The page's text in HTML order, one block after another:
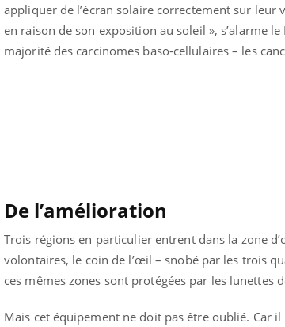
appliquer de l’écran solaire correctement sur leur
en raison de son exposition au soleil », s’alarme
majorité des carcinomes baso-cellulaires – les
De l’amélioration
Trois régions en particulier entrent dans la zone
volontaires, le coin de l’œil – snobé par les trois
ces mêmes zones sont protégées par les lunettes
Mais cet équipement ne doit pas être oublié. Car
Le Viagra pourrait-il
freiner la propagation du
cancer ?